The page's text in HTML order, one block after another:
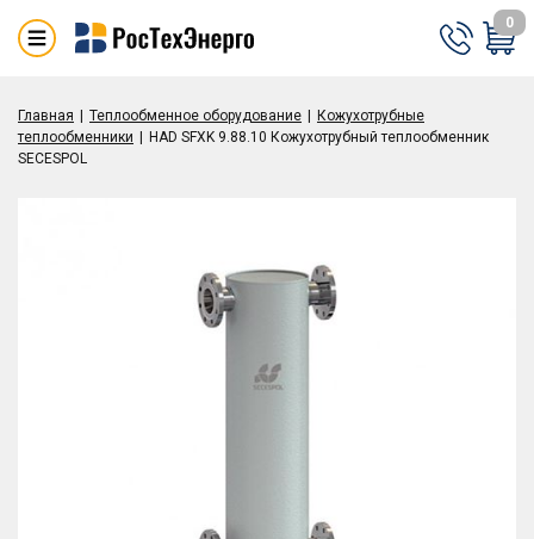
0
Главная Теплообменное оборудование
Кожухотрубные
теплообменники
HAD SFXK 9.88.10 Кожухотрубный теплообменник
SECESPOL